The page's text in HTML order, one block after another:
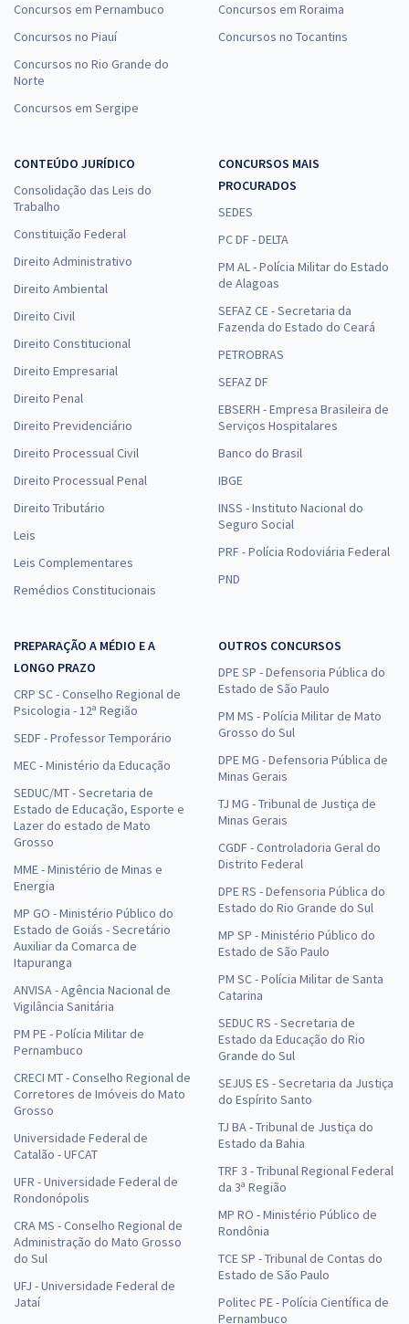
Concursos em Pernambuco
Concursos no Piauí
Concursos no Rio Grande do
Norte
Concursos em Sergipe
Concursos em Roraima
Concursos no Tocantins
CONTEÚDO JURÍDICO
Consolidação das Leis do
Trabalho
Constituição Federal
Direito Administrativo
Direito Ambiental
Direito Civil
Direito Constitucional
Direito Empresarial
Direito Penal
Direito Previdenciário
Direito Processual Civil
Direito Processual Penal
Direito Tributário
Leis
Leis Complementares
Remédios Constitucionais
CONCURSOS MAIS
PROCURADOS
SEDES
PC DF - DELTA
PM AL - Polícia Militar do Estado
de Alagoas
SEFAZ CE - Secretaria da
Fazenda do Estado do Ceará
PETROBRAS
SEFAZ DF
EBSERH - Empresa Brasileira de
Serviços Hospitalares
Banco do Brasil
IBGE
INSS - Instituto Nacional do
Seguro Social
PRF - Polícia Rodoviária Federal
PND
PREPARAÇÃO A MÉDIO E A
LONGO PRAZO
CRP SC - Conselho Regional de
Psicologia - 12ª Região
SEDF - Professor Temporário
MEC - Ministério da Educação
SEDUC/MT - Secretaria de
Estado de Educação, Esporte e
Lazer do estado de Mato
Grosso
MME - Ministério de Minas e
Energia
MP GO - Ministério Público do
Estado de Goiás - Secretário
Auxiliar da Comarca de
Itapuranga
ANVISA - Agência Nacional de
Vigilância Sanitária
PM PE - Polícia Militar de
Pernambuco
CRECI MT - Conselho Regional de
Corretores de Imóveis do Mato
Grosso
Universidade Federal de
Catalão - UFCAT
UFR - Universidade Federal de
Rondonópolis
CRA MS - Conselho Regional de
Administração do Mato Grosso
do Sul
UFJ - Universidade Federal de
Jataí
OUTROS CONCURSOS
DPE SP - Defensoria Pública do
Estado de São Paulo
PM MS - Polícia Militar de Mato
Grosso do Sul
DPE MG - Defensoria Pública de
Minas Gerais
TJ MG - Tribunal de Justiça de
Minas Gerais
CGDF - Controladoria Geral do
Distrito Federal
DPE RS - Defensoria Pública do
Estado do Rio Grande do Sul
MP SP - Ministério Público do
Estado de São Paulo
PM SC - Polícia Militar de Santa
Catarina
SEDUC RS - Secretaria de
Estado da Educação do Rio
Grande do Sul
SEJUS ES - Secretaria da Justiça
do Espírito Santo
TJ BA - Tribunal de Justiça do
Estado da Bahia
TRF 3 - Tribunal Regional Federal
da 3ª Região
MP RO - Ministério Público de
Rondônia
TCE SP - Tribunal de Contas do
Estado de São Paulo
Politec PE - Polícia Científica de
Pernambuco